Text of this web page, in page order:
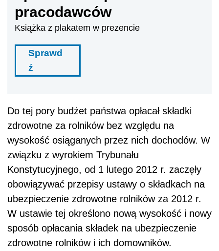
pracodawców
Książka z plakatem w prezencie
Sprawd
ź
Do tej pory budżet państwa opłacał składki
zdrowotne za rolników bez względu na
wysokość osiąganych przez nich dochodów. W
związku z wyrokiem Trybunału
Konstytucyjnego, od 1 lutego 2012 r. zaczęły
obowiązywać przepisy ustawy o składkach na
ubezpieczenie zdrowotne rolników za 2012 r.
W ustawie tej określono nową wysokość i nowy
sposób opłacania składek na ubezpieczenie
zdrowotne rolników i ich domowników.